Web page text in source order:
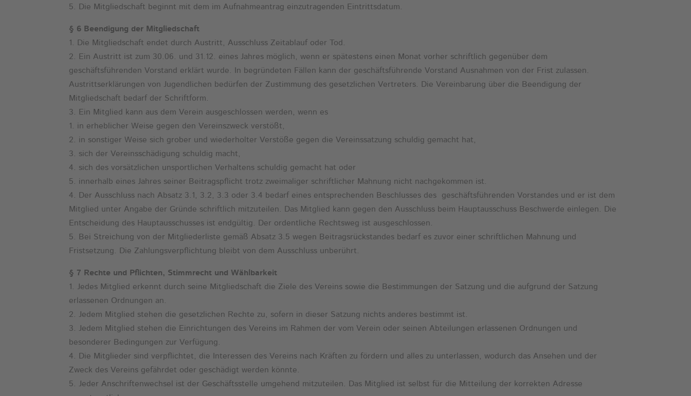
5. Die Mitgliedschaft beginnt mit dem im Aufnahmeantrag einzutragenden Eintrittsdatum.
§ 6 Beendigung der Mitgliedschaft
1. Die Mitgliedschaft endet durch Austritt, Ausschluss Zeitablauf oder Tod.
2. Ein Austritt ist zum 30.06. und 31.12. eines Jahres möglich, wenn er spätestens einen Monat vorher schriftlich gegenüber dem
geschäftsführenden Vorstand erklärt wurde. In begründeten Fällen kann der geschäftsführende Vorstand Ausnahmen von der Frist zulassen.
Austrittserklärungen von Jugendlichen bedürfen der Zustimmung des gesetzlichen Vertreters. Die Vereinbarung über die Beendigung der
Mitgliedschaft bedarf der Schriftform.
3. Ein Mitglied kann aus dem Verein ausgeschlossen werden, wenn es
1. in erheblicher Weise gegen den Vereinszweck verstößt,
2. in sonstiger Weise sich grober und wiederholter Verstöße gegen die Vereinssatzung schuldig gemacht hat,
3. sich der Vereinsschädigung schuldig macht,
4. sich des vorsätzlichen unsportlichen Verhaltens schuldig gemacht hat oder
5. innerhalb eines Jahres seiner Beitragspflicht trotz zweimaliger schriftlicher Mahnung nicht nachgekommen ist.
4. Der Ausschluss nach Absatz 3.1, 3.2, 3.3 oder 3.4 bedarf eines entsprechenden Beschlusses des geschäftsführenden Vorstandes und er ist dem
Mitglied unter Angabe der Gründe schriftlich mitzuteilen. Das Mitglied kann gegen den Ausschluss beim Hauptausschuss Beschwerde einlegen. Die
Entscheidung des Hauptausschusses ist endgültig. Der ordentliche Rechtsweg ist ausgeschlossen.
5. Bei Streichung von der Mitgliederliste gemäß Absatz 3.5 wegen Beitragsrückstandes bedarf es zuvor einer schriftlichen Mahnung und
Fristsetzung. Die Zahlungsverpflichtung bleibt von dem Ausschluss unberührt.
§ 7 Rechte und Pflichten, Stimmrecht und Wählbarkeit
1. Jedes Mitglied erkennt durch seine Mitgliedschaft die Ziele des Vereins sowie die Bestimmungen der Satzung und die aufgrund der Satzung
erlassenen Ordnungen an.
2. Jedem Mitglied stehen die gesetzlichen Rechte zu, sofern in dieser Satzung nichts anderes bestimmt ist.
3. Jedem Mitglied stehen die Einrichtungen des Vereins im Rahmen der vom Verein oder seinen Abteilungen erlassenen Ordnungen und
besonderer Bedingungen zur Verfügung.
4. Die Mitglieder sind verpflichtet, die Interessen des Vereins nach Kräften zu fördern und alles zu unterlassen, wodurch das Ansehen und der
Zweck des Vereins gefährdet oder geschädigt werden könnte.
5. Jeder Anschriftenwechsel ist der Geschäftsstelle umgehend mitzuteilen. Das Mitglied ist selbst für die Mitteilung der korrekten Adresse